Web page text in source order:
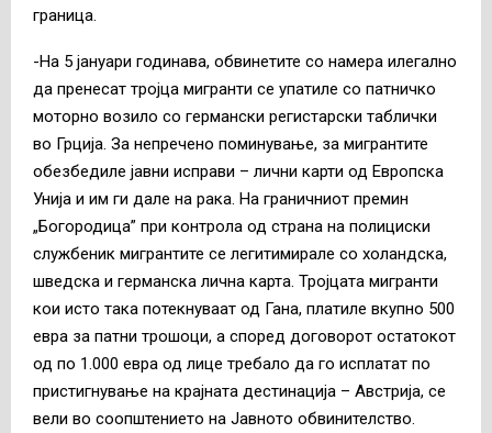
граница.
-На 5 јануари годинава, обвинетите со намера илегално
да пренесат тројца мигранти се упатиле со патничко
моторно возило со германски регистарски таблички
во Грција. За непречено поминување, за мигрантите
обезбедиле јавни исправи – лични карти од Европска
Унија и им ги дале на рака. На граничниот премин
„Богородица” при контрола од страна на полициски
службеник мигрантите се легитимирале со холандска,
шведска и германска лична карта. Тројцата мигранти
кои исто така потекнуваат од Гана, платиле вкупно 500
евра за патни трошоци, а според договорот остатокот
од по 1.000 евра од лице требало да го исплатат по
пристигнување на крајната дестинација – Австрија, се
вели во соопштението на Јавното обвинителство.